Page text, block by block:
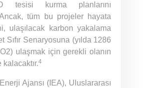
tesisi kurma planlarını
Ancak, tüm bu projeler hayata
ulaşılacak karbon yakalama
Sıfır Senaryosuna (yılda 1286
ulaşmak için gerekli olanın
4
Ajansı (IEA), Uluslararası